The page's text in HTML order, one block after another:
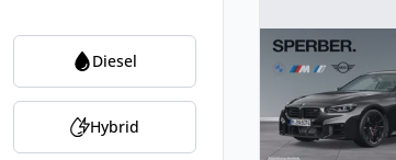
Diesel
Hybrid